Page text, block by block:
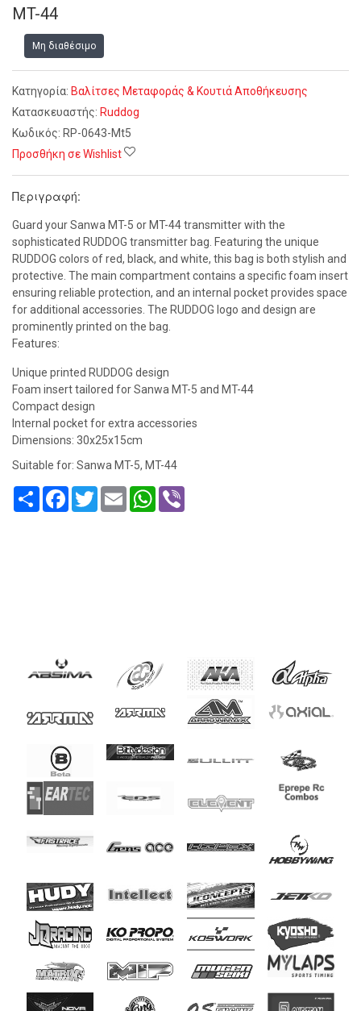
MT-44
Μη διαθέσιμο
Κατηγορία: Βαλίτσες Μεταφοράς & Κουτιά Αποθήκευσης
Κατασκευαστής: Ruddog
Κωδικός: RP-0643-Mt5
Προσθήκη σε Wishlist
Περιγραφή:
Guard your Sanwa MT-5 or MT-44 transmitter with the
sophisticated RUDDOG transmitter bag. Featuring the unique
RUDDOG colors of red, black, and white, this bag is both stylish and
protective. The main compartment contains a specific foam insert
ensuring reliable protection, and an internal pocket provides space
for additional accessories. The RUDDOG logo and design are
prominently printed on the bag.
Features:
Unique printed RUDDOG design
Foam insert tailored for Sanwa MT-5 and MT-44
Compact design
Internal pocket for extra accessories
Dimensions: 30x25x15cm
Suitable for: Sanwa MT-5, MT-44
Share FacebookTwitterEmail WhatsApp